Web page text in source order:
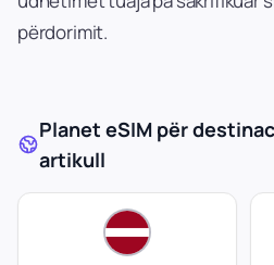
përdorimit.
Planet eSIM për
artikull